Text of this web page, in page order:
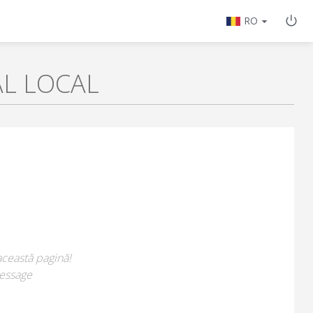
RO
LOCAL
pagină!